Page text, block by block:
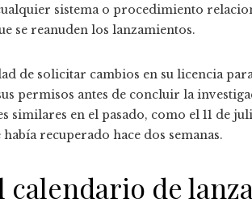
sistema o procedimiento
se reanuden los lanzamientos.
de solicitar cambios en su licencia
permisos antes de concluir la
similares en el pasado, como el 11 de
recuperado hace dos semanas.
calendario de